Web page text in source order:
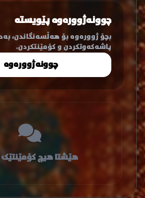
چوونەژوورەوە پێویستە
بچۆ ژوورەوە بۆ هەڵسەنگاندن،
پاشەکەوتکردن و کۆمێنتکردن.
چوونەژوورەوە
هێشتا هیچ کۆمێنتێک